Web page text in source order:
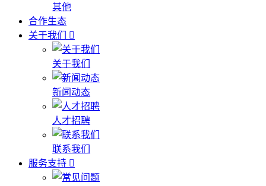
其他
合作生态
关于我们
关于我们
新闻动态
人才招聘
联系我们
服务支持